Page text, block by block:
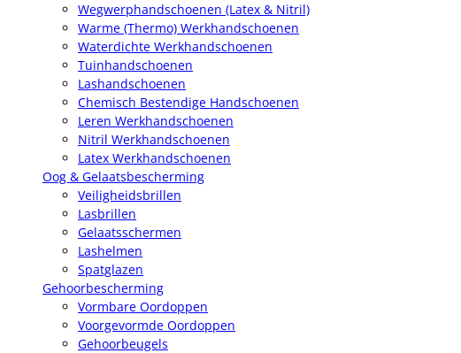
Wegwerphandschoenen (Latex & Nitril)
Warme (Thermo) Werkhandschoenen
Waterdichte Werkhandschoenen
Tuinhandschoenen
Lashandschoenen
Chemisch Bestendige Handschoenen
Leren Werkhandschoenen
Nitril Werkhandschoenen
Latex Werkhandschoenen
Oog & Gelaatsbescherming
Veiligheidsbrillen
Lasbrillen
Gelaatsschermen
Lashelmen
Spatglazen
Gehoorbescherming
Vormbare Oordoppen
Voorgevormde Oordoppen
Gehoorbeugels